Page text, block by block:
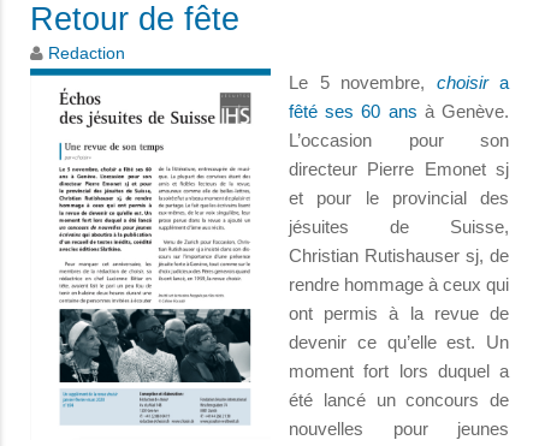
Retour de fête
Redaction
Le 5 novembre, choisira
fêté ses 60 ans à Genève.
L’occasion pour son
directeur Pierre Emonet sj
et pour le provincial des
jésuites de Suisse,
Christian Rutishauser sj, de
rendre hommage à ceux qui
ont permis à la revue de
devenir ce qu’elle est. Un
moment fort lors duquel a
été lancé un concours de
nouvelles pour jeunes